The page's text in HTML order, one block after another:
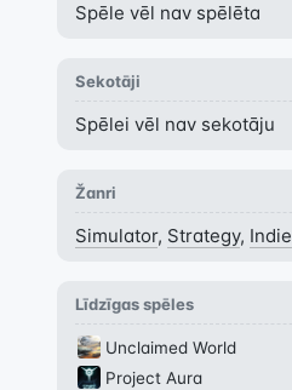
Spēle vēl nav spēlēta
Sekotāji
Spēlei vēl nav sekotāju
Žanri
Simulator, Strategy, Indie
Līdzīgas spēles
Unclaimed World
Project Aura